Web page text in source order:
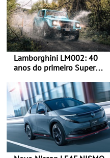
Lamborghini LM002: 40
anos do primeiro Super
a Lamborghini desvendou
o extraordinário todo-o-
terreno com motor V12 que
abriu caminho para a
família Urus